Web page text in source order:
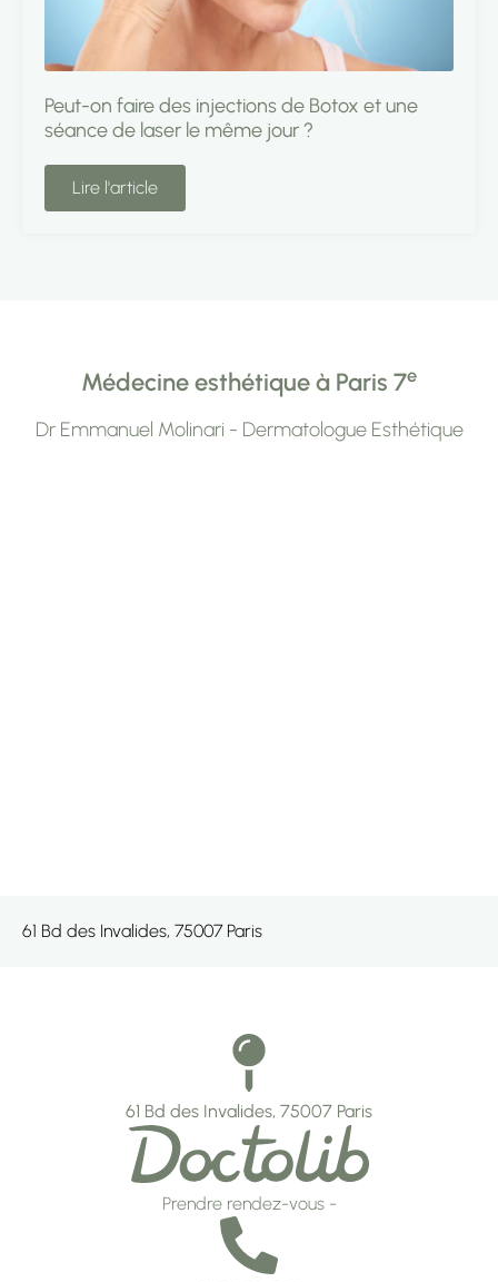
Peut-on faire des injections de Botox et une
séance de laser le même jour ?
Lire l'article
Médecine esthétique à Paris 7e
Dr Emmanuel Molinari - Dermatologue Esthétique
61 Bd des Invalides, 75007 Paris
61 Bd des Invalides, 75007 Paris
Prendre rendez-vous -